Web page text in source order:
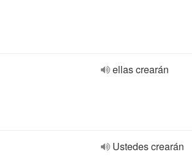
ellas crearán
Ustedes crearán